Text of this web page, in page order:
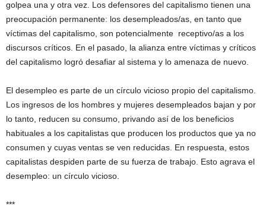
golpea una y otra vez. Los defensores del capitalismo tienen una
preocupación permanente: los desempleados/as, en tanto que
víctimas del capitalismo, son potencialmente receptivo/as a los
discursos críticos. En el pasado, la alianza entre víctimas y críticos
del capitalismo logró desafiar al sistema y lo amenaza de nuevo.
El desempleo es parte de un círculo vicioso propio del capitalismo.
Los ingresos de los hombres y mujeres desempleados bajan y por
lo tanto, reducen su consumo, privando así de los beneficios
habituales a los capitalistas que producen los productos que ya no
consumen y cuyas ventas se ven reducidas. En respuesta, estos
capitalistas despiden parte de su fuerza de trabajo. Esto agrava el
desempleo: un círculo vicioso.
***